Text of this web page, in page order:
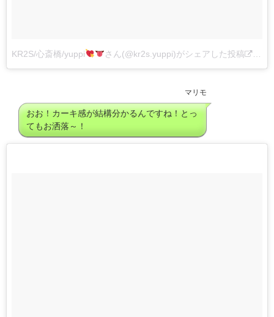
KR2S/心斎橋/yuppi さん(@kr2s.yuppi)がシェアした投稿
マリモ
おお！カーキ感が結構分かるんですね！とっ
てもお洒落～！